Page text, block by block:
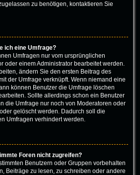
zu benötigen, kontaktieren Sie
ich eine Umfrage?
Umfragen nur vom ursprünglichen
oder einem Administrator bearbeitet werden.
ändern Sie den ersten Beitrag des
der Umfrage verknüpft. Wenn niemand eine
können Benutzer die Umfrage löschen
Sollte allerdings schon ein Benutzer
die Umfrage nur noch von Moderatoren oder
gelöscht werden. Dadurch soll die
Umfragen verhindert werden.
Foren nicht zugreifen?
Benutzern oder Gruppen vorbehalten
Beiträge zu lesen, zu schreiben oder andere